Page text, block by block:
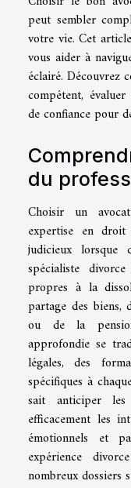
peut sembler
votre vie. Cet
vous aider à
éclairé. Découvrez
compétent,
de confiance pour
du
Choisir un
expertise en
judicieux lorsque
spécialiste
propres à la
partage des biens,
ou de la
approfondie se
légales, des
spécifiques à
sait anticiper
efficacement les
émotionnels et
expérience
nombreux dossiers